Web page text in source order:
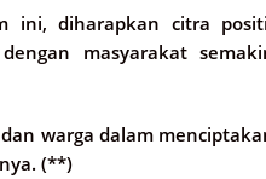
ini, diharapkan citra
masyarakat
warga dalam
(**)